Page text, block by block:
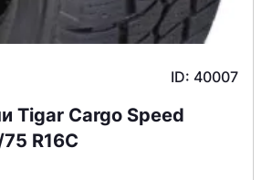
ID: 40007
Tigar Cargo Speed
R16C